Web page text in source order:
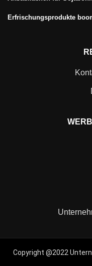
Erfrischungsprodukte
Copyright @2022